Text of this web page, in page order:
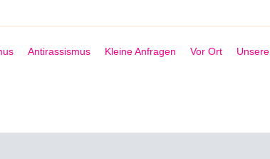
Antirassismus Kleine Anfragen Vor Ort